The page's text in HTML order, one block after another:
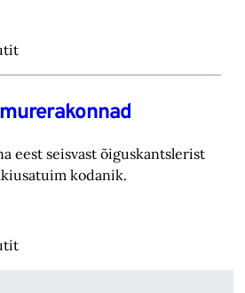
eest seisvast õiguskantslerist
kodanik.